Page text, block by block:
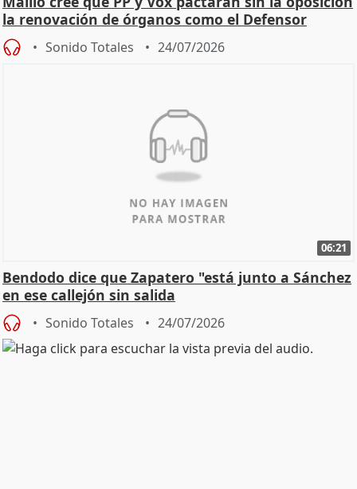
la renovación de órganos como el Defensor
Sonido Totales 24/07/2026
06:21
Bendodo dice que Zapatero "está junto a Sánchez
en ese callejón sin salida
Sonido Totales 24/07/2026